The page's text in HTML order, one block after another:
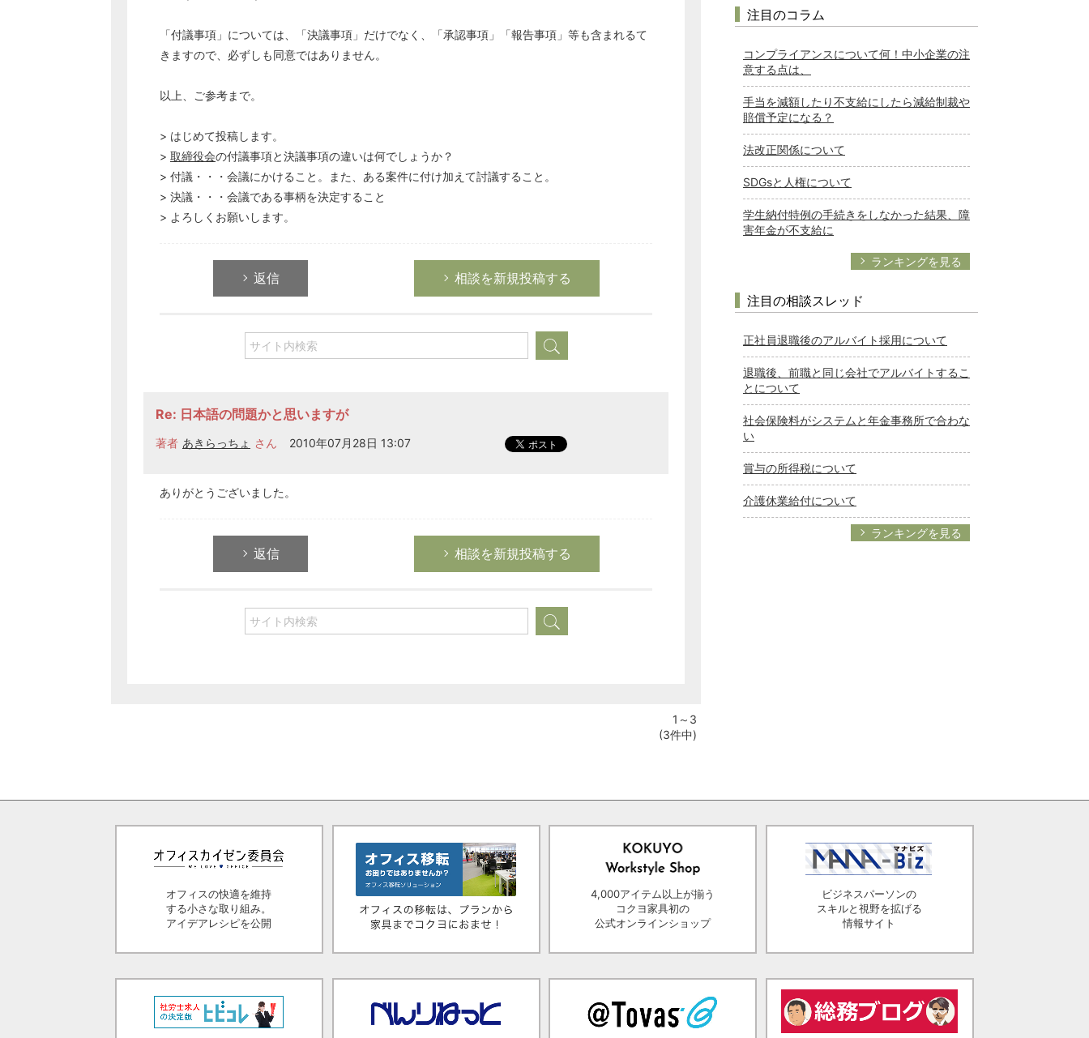
「付議事項」については、「決議事項」だけでなく、「承認事項」「報告事項」等も含まれるて
きますので、必ずしも同意ではありません。
以上、ご参考まで。
> はじめて投稿します。
> 取締役会の付議事項と決議事項の違いは何でしょうか？
> 付議・・・会議にかけること。また、ある案件に付け加えて討議すること。
> 決議・・・会議である事柄を決定すること
> よろしくお願いします。
返信 相談を新規投稿する
Re: 日本語の問題かと思いますが
著者 あきらっちょ さん 2010年07月28日 13:07
ありがとうございました。
返信 相談を新規投稿する
選択してください
1～3
(3件中)
注目のコラム
コンプライアンスについて何！中小企業の注
意する点は、
手当を減額したり不支給にしたら減給制裁や
賠償予定になる？
法改正関係について
SDGsと人権について
学生納付特例の手続きをしなかった結果、障
害年金が不支給に
ランキングを見る
注目の相談スレッド
正社員退職後のアルバイト採用について
退職後、前職と同じ会社でアルバイトするこ
とについて
社会保険料がシステムと年金事務所で合わな
い
賞与の所得税について
介護休業給付について
ランキングを見る
オフィスの快適を維持
する小さな取り組み。
アイデアレシピを公開
4,000アイテム以上が揃う
コクヨ家具初の
公式オンラインショップ
ビジネスパーソンの
スキルと視野を拡げる
情報サイト